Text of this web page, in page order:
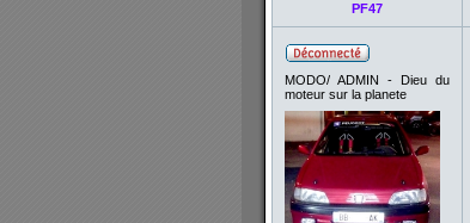
PF47
MODO/ ADMIN - Dieu du
moteur sur la planete